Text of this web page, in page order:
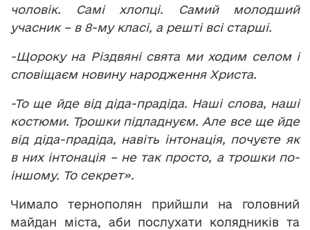
чоловік. Самі хлопці. Самий молодший
учасник – в 8-му класі, а решті всі старші.
-Щороку на Різдвяні свята ми ходим селом і
сповіщаєм новину народження Христа.
-То ще йде від діда-прадіда. Наші слова, наші
костюми. Трошки підладнуєм. Але все ще йде
від діда-прадіда, навіть інтонація, почуєте як
в них інтонація – не так просто, а трошки по-
іншому. То секрет».
Чимало тернополян прийшли на головний
майдан міста, аби послухати колядників та